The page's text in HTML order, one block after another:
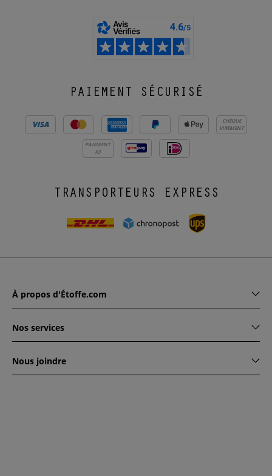
PAIEMENT SÉCURISÉ
CHÈQUE
VIREMENT
PAIEMENT
X3
TRANSPORTEURS EXPRESS
À propos d'Étoffe.com
Nos services
Nous joindre